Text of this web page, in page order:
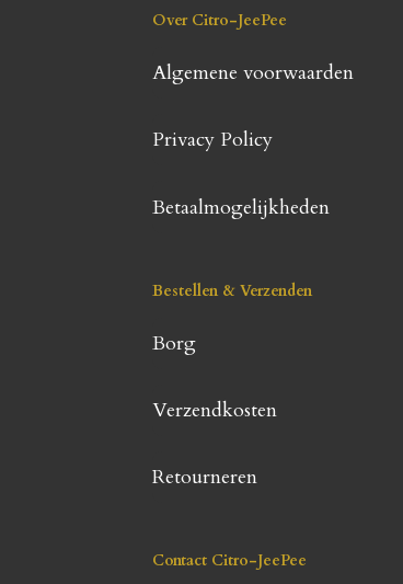
Over Citro-JeePee
Algemene voorwaarden
Privacy Policy
Betaalmogelijkheden
Bestellen & Verzenden
Borg
Verzendkosten
Retourneren
Contact Citro-JeePee